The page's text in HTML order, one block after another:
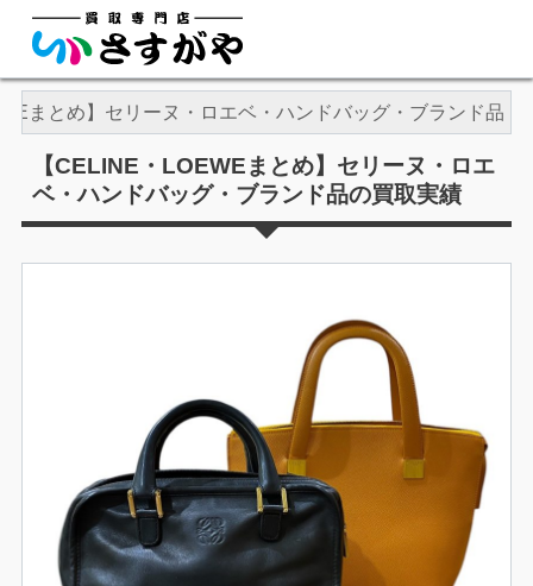
まとめ】セリーヌ・ロエベ・ハンドバッグ・ブランド品
【CELINE・LOEWEまとめ】セリーヌ・ロエ
ベ・ハンドバッグ・ブランド品の買取実績